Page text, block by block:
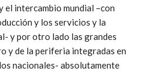
el intercambio mundial –con
y los servicios y la
y por otro lado las grandes
y de la periferia integradas en
nacionales- absolutamente